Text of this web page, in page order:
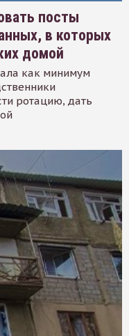
посты
в которых
домой
как минимум
ротацию, дать